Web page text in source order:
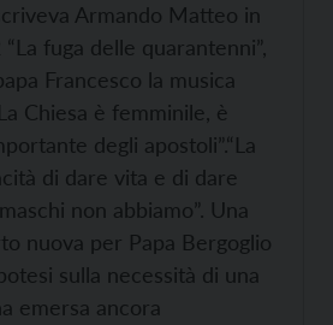
Armando Matteo in
fuga delle quarantenni”,
Francesco la musica
Chiesa è femminile, è
degli apostoli”.“La
di dare vita e di dare
non abbiamo”. Una
nuova per Papa Bergoglio
sulla necessità di una
emersa ancora